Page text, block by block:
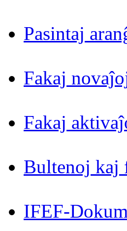
Pasintaj
Fakaj
Fakaj
Bultenoj kaj
IFEF-